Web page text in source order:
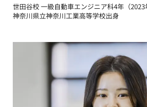
世田谷校 一級自動車エンジニア科4年（2023
神奈川県立神奈川工業高等学校出身